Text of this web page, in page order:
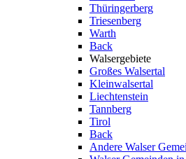
Thüringerberg
Triesenberg
Warth
Back
Walsergebiete
Großes Walsertal
Kleinwalsertal
Liechtenstein
Tannberg
Tirol
Back
Andere Walser